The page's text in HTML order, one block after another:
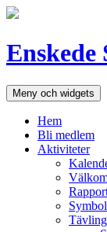
Hoppa
Meny och widgets
Hem
Bli medlem
Aktiviteter